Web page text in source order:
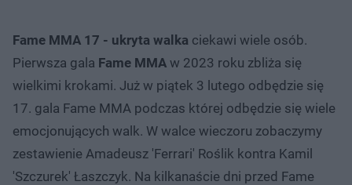
Fame MMA 17 - ukryta walka ciekawi wiele osób.
Pierwsza gala Fame MMA w 2023 roku zbliża się
wielkimi krokami. Już w piątek 3 lutego odbędzie się
17. gala Fame MMA podczas której odbędzie się wiele
emocjonujących walk. W walce wieczoru zobaczymy
zestawienie Amadeusz 'Ferrari' Roślik kontra Kamil
'Szczurek' Łaszczyk. Na kilkanaście dni przed Fame